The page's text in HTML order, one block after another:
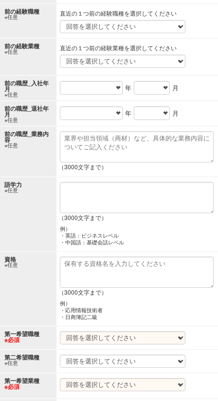
前の経験職種
※任意 直近の１つ前の経験職種を選択してください
前の経験業種
※任意 直近の１つ前の経験業種を選択してください
前の職歴_入社年
月
※任意
年 月
前の職歴_退社年
月
※任意
年 月
前の職歴_業務内
容
※任意
（3000文字まで）
語学力
※任意
（3000文字まで）
例）
・英語：ビジネスレベル
・中国語：基礎会話レベル
資格
※任意
（3000文字まで）
例）
・応用情報技術者
・日商簿記二級
第一希望職種
※必須
第二希望職種
※任意
第一希望業種
※必須